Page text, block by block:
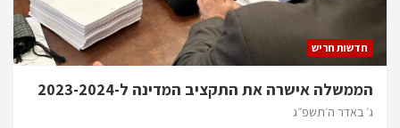
חדשות חריש
הממשלה אישרה את התקציב המדינה ל-2023-2024
ג׳ באדר ה׳תשפ״ג